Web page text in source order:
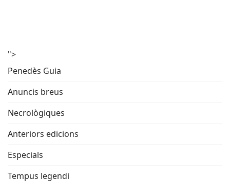
">
Penedès Guia
Anuncis breus
Necrològiques
Anteriors edicions
Especials
Tempus legendi